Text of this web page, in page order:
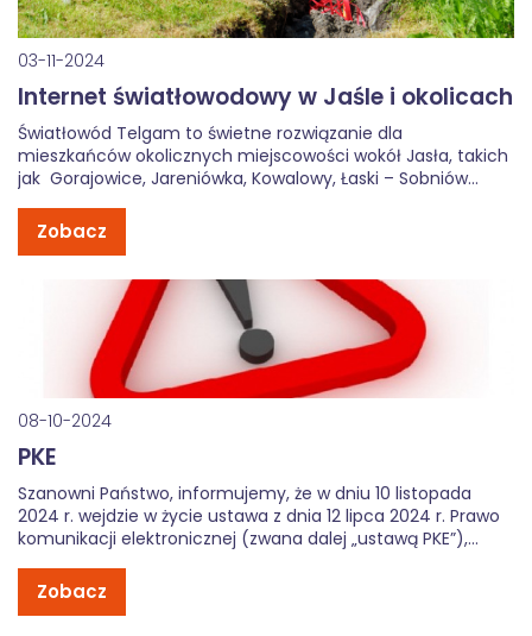
03-11-2024
Internet światłowodowy w Jaśle i okolicach
Światłowód Telgam to świetne rozwiązanie dla
mieszkańców okolicznych miejscowości wokół Jasła, takich
jak Gorajowice, Jareniówka, Kowalowy, Łaski – Sobniów
Opacie, Trzcinica i Żółków. Dzięki światłowodowi mieszkańcy
Zobacz
08-10-2024
PKE
Szanowni Państwo, informujemy, że w dniu 10 listopada
2024 r. wejdzie w życie ustawa z dnia 12 lipca 2024 r. Prawo
komunikacji elektronicznej (zwana dalej „ustawą PKE”),
2004 r. Prawo telekomunikacyjne. W związku z ww. zmianą
Zobacz